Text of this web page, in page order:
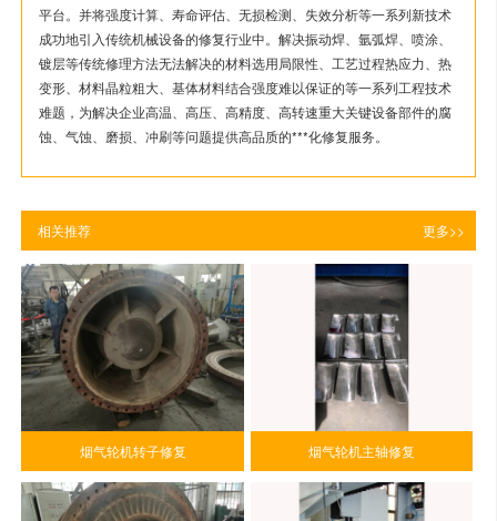
平台。并将强度计算、寿命评估、无损检测、失效分析等一系列新技术
成功地引入传统机械设备的修复行业中。解决振动焊、氩弧焊、喷涂、
镀层等传统修理方法无法解决的材料选用局限性、工艺过程热应力、热
变形、材料晶粒粗大、基体材料结合强度难以保证的等一系列工程技术
难题，为解决企业高温、高压、高精度、高转速重大关键设备部件的腐
蚀、气蚀、磨损、冲刷等问题提供高品质的***化修复服务。
相关推荐 更多>>
烟气轮机转子修复 烟气轮机主轴修复